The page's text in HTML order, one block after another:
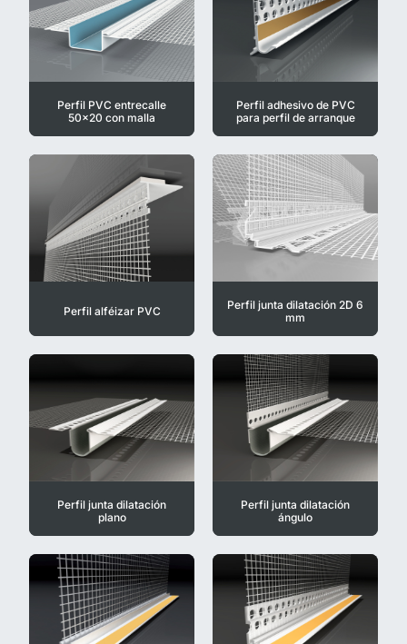
Perfil PVC entrecalle
50x20 con malla
Perfil adhesivo de PVC
para perfil de arranque
Perfil alféizar PVC
Perfil junta dilatación 2D 6
mm
Perfil junta dilatación
plano
Perfil junta dilatación
ángulo